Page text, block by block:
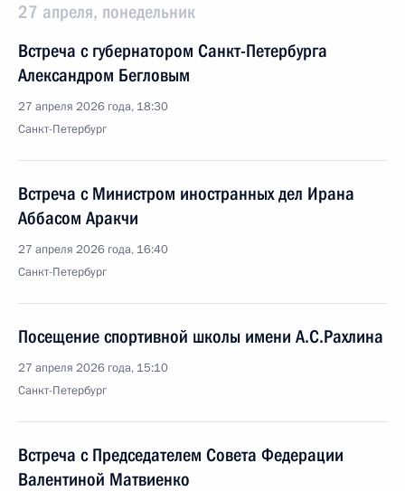
27 апреля, понедельник
Встреча с губернатором Санкт-Петербурга
Александром Бегловым
27 апреля 2026 года, 18:30
Санкт-Петербург
Встреча с Министром иностранных дел Ирана
Аббасом Аракчи
27 апреля 2026 года, 16:40
Санкт-Петербург
Посещение спортивной школы имени А.С.Рахлина
27 апреля 2026 года, 15:10
Санкт-Петербург
Встреча с Председателем Совета Федерации
Валентиной Матвиенко